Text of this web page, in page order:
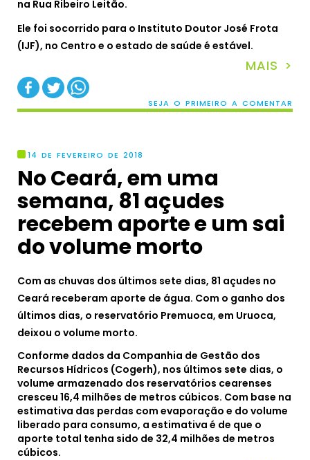
na Rua Ribeiro Leitão.
Ele foi socorrido para o Instituto Doutor José Frota
(IJF), no Centro e o estado de saúde é estável.
MAIS >
SEJA O PRIMEIRO A COMENTAR
14 DE FEVEREIRO DE 2018
No Ceará, em uma
semana, 81 açudes
recebem aporte e um sai
do volume morto
Com as chuvas dos últimos sete dias, 81 açudes no
Ceará receberam aporte de água. Com o ganho dos
últimos dias, o reservatório Premuoca, em Uruoca,
deixou o volume morto.
Conforme dados da Companhia de Gestão dos
Recursos Hídricos (Cogerh), nos últimos sete dias, o
volume armazenado dos reservatórios cearenses
cresceu 16,4 milhões de metros cúbicos. Com base na
estimativa das perdas com evaporação e do volume
liberado para consumo, a estimativa é de que o
aporte total tenha sido de 32,4 milhões de metros
cúbicos.